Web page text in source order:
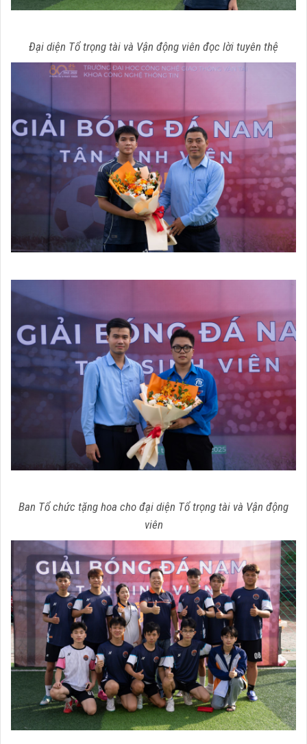
Đại diện Tổ trọng tài và Vận động viên đọc lời tuyên thệ
Ban Tổ chức tặng hoa cho đại diện Tổ trọng tài và Vận động
viên